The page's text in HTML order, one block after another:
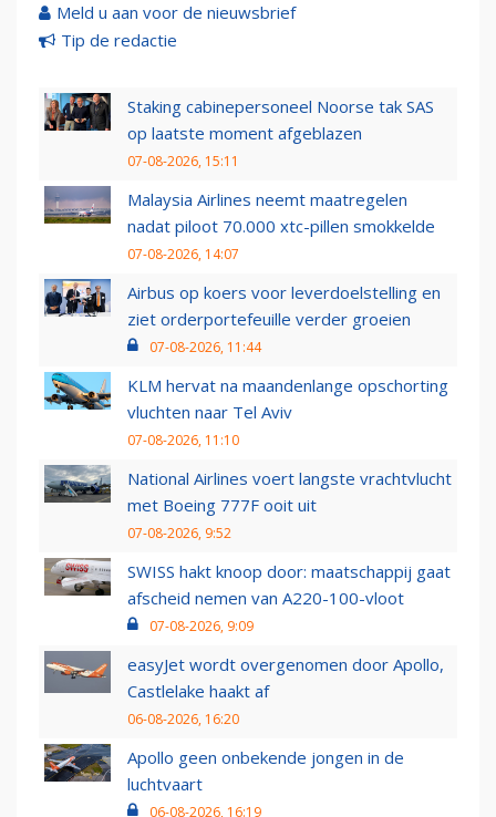
Meld u aan voor de nieuwsbrief
Tip de redactie
Staking cabinepersoneel Noorse tak SAS
op laatste moment afgeblazen
07-08-2026, 15:11
Malaysia Airlines neemt maatregelen
nadat piloot 70.000 xtc-pillen smokkelde
07-08-2026, 14:07
Airbus op koers voor leverdoelstelling en
ziet orderportefeuille verder groeien
07-08-2026, 11:44
KLM hervat na maandenlange opschorting
vluchten naar Tel Aviv
07-08-2026, 11:10
National Airlines voert langste vrachtvlucht
met Boeing 777F ooit uit
07-08-2026, 9:52
SWISS hakt knoop door: maatschappij gaat
afscheid nemen van A220-100-vloot
07-08-2026, 9:09
easyJet wordt overgenomen door Apollo,
Castlelake haakt af
06-08-2026, 16:20
Apollo geen onbekende jongen in de
luchtvaart
06-08-2026, 16:19